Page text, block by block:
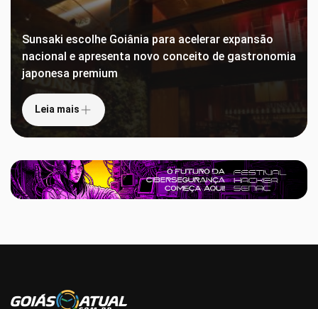
Sunsaki escolhe Goiânia para acelerar expansão
nacional e apresenta novo conceito de gastronomia
japonesa premium
Leia mais